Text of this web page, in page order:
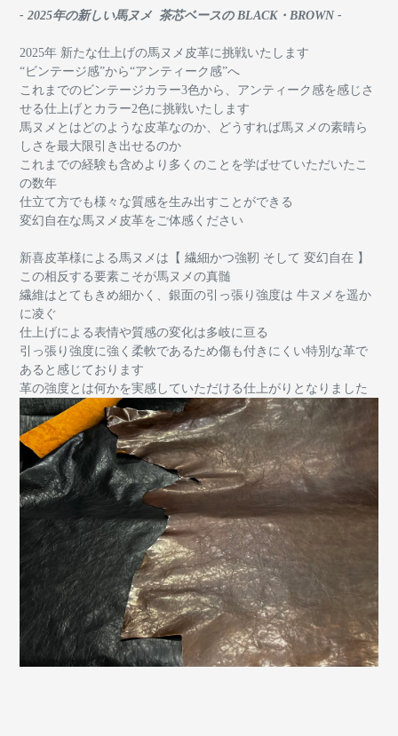
- 2025年の新しい馬ヌメ 茶芯ベースの BLACK・BROWN -
2025年 新たな仕上げの馬ヌメ皮革に挑戦いたします
“ビンテージ感”から“アンティーク感”へ
これまでのビンテージカラー3色から、アンティーク感を感じさ
せる仕上げとカラー2色に挑戦いたします
馬ヌメとはどのような皮革なのか、どうすれば馬ヌメの素晴ら
しさを最大限引き出せるのか
これまでの経験も含めより多くのことを学ばせていただいたこ
の数年
仕立て方でも様々な質感を生み出すことができる
変幻自在な馬ヌメ皮革をご体感ください
新喜皮革様による馬ヌメは【 繊細かつ強靭 そして 変幻自在 】
この相反する要素こそが馬ヌメの真髄
繊維はとてもきめ細かく、銀面の引っ張り強度は 牛ヌメを遥か
に凌ぐ
仕上げによる表情や質感の変化は多岐に亘る
引っ張り強度に強く柔軟であるため傷も付きにくい特別な革で
あると感じております
革の強度とは何かを実感していただける仕上がりとなりました